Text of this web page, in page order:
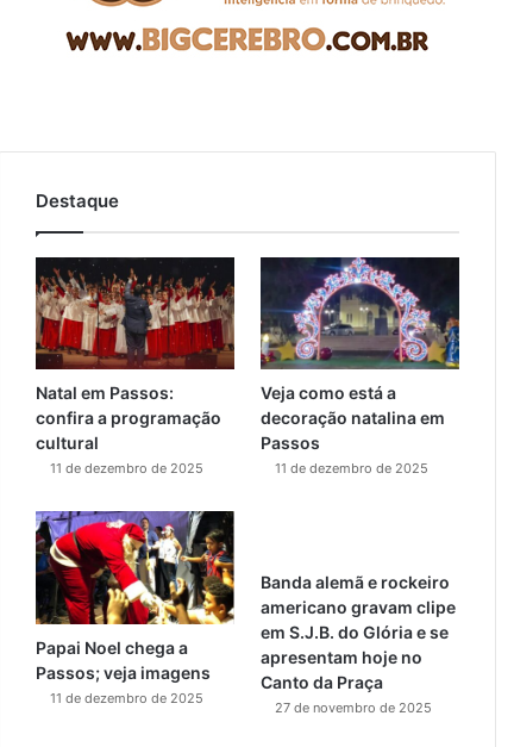
Destaque
Natal em Passos:
confira a programação
cultural
11 de dezembro de 2025
Veja como está a
decoração natalina em
Passos
11 de dezembro de 2025
Papai Noel chega a
Passos; veja imagens
11 de dezembro de 2025
Banda alemã e rockeiro
americano gravam clipe
em S.J.B. do Glória e se
apresentam hoje no
Canto da Praça
27 de novembro de 2025